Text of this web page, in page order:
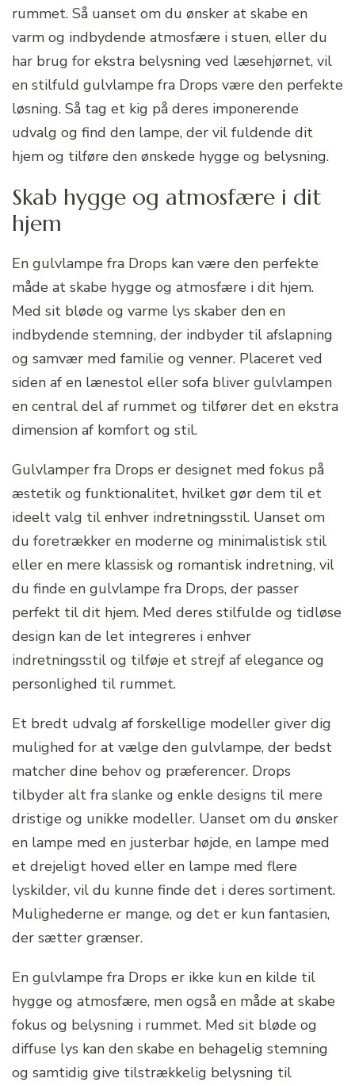
rummet. Så uanset om du ønsker at skabe en
varm og indbydende atmosfære i stuen, eller du
har brug for ekstra belysning ved læsehjørnet, vil
en stilfuld gulvlampe fra Drops være den perfekte
løsning. Så tag et kig på deres imponerende
udvalg og find den lampe, der vil fuldende dit
hjem og tilføre den ønskede hygge og belysning.
Skab hygge og atmosfære i dit
hjem
En gulvlampe fra Drops kan være den perfekte
måde at skabe hygge og atmosfære i dit hjem.
Med sit bløde og varme lys skaber den en
indbydende stemning, der indbyder til afslapning
og samvær med familie og venner. Placeret ved
siden af en lænestol eller sofa bliver gulvlampen
en central del af rummet og tilfører det en ekstra
dimension af komfort og stil.
Gulvlamper fra Drops er designet med fokus på
æstetik og funktionalitet, hvilket gør dem til et
ideelt valg til enhver indretningsstil. Uanset om
du foretrækker en moderne og minimalistisk stil
eller en mere klassisk og romantisk indretning, vil
du finde en gulvlampe fra Drops, der passer
perfekt til dit hjem. Med deres stilfulde og tidløse
design kan de let integreres i enhver
indretningsstil og tilføje et strejf af elegance og
personlighed til rummet.
Et bredt udvalg af forskellige modeller giver dig
mulighed for at vælge den gulvlampe, der bedst
matcher dine behov og præferencer. Drops
tilbyder alt fra slanke og enkle designs til mere
dristige og unikke modeller. Uanset om du ønsker
en lampe med en justerbar højde, en lampe med
et drejeligt hoved eller en lampe med flere
lyskilder, vil du kunne finde det i deres sortiment.
Mulighederne er mange, og det er kun fantasien,
der sætter grænser.
En gulvlampe fra Drops er ikke kun en kilde til
hygge og atmosfære, men også en måde at skabe
fokus og belysning i rummet. Med sit bløde og
diffuse lys kan den skabe en behagelig stemning
og samtidig give tilstrækkelig belysning til